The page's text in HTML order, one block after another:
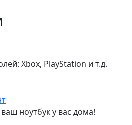
Xboх, PlayStation и т.д.
ноутбук у вас дома!